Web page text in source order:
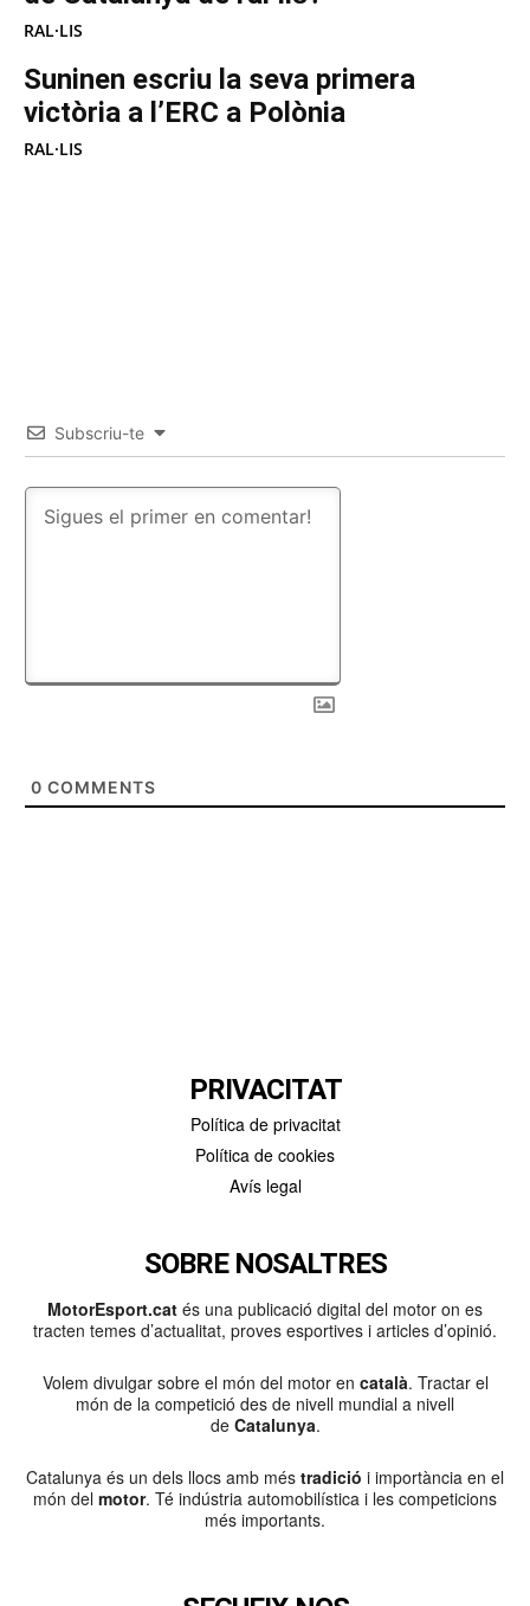
RAL·LIS
Suninen escriu la seva primera
victòria a l’ERC a Polònia
RAL·LIS
Subscriu-te
0 COMMENTS
PRIVACITAT
Política de privacitat
Política de cookies
Avís legal
SOBRE NOSALTRES
MotorEsport.cat és una publicació digital del motor on es
tracten temes d’actualitat, proves esportives i articles d’opinió.
Volem divulgar sobre el món del motor en català. Tractar el
món de la competició des de nivell mundial a nivell
de Catalunya.
Catalunya és un dels llocs amb més tradició i importància en el
món del motor. Té indústria automobilística i les competicions
més importants.